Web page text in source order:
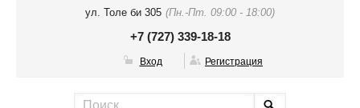
ул. Толе би 305 (Пн.-Пт. 09:00 - 18:00)
+7 (727) 339-18-18
Вход Регистрация